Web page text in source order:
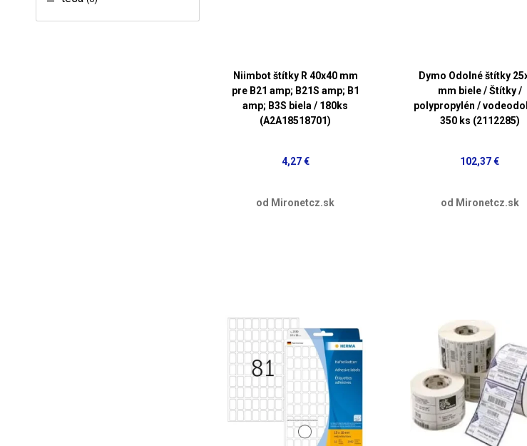
Niimbot štítky R 40x40 mm
pre B21 amp; B21S amp; B1
amp; B3S biela / 180ks
(A2A18518701)
4,27 €
od Mironetcz.sk
Dymo Odolné štítky
mm biele / Štítky /
polypropylén /
350 ks (2112285)
102,37 €
od Mironetcz.sk